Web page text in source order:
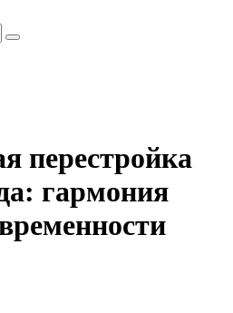
перестройка
гармония